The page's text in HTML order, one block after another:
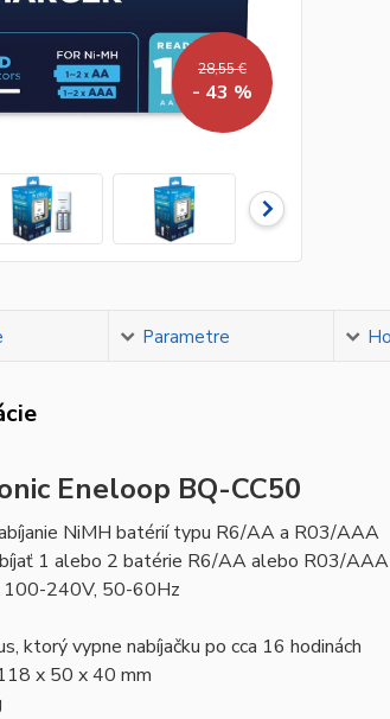
28,55 €
- 43 %
Parametre
Eneloop BQ-CC50
NiMH batérií typu R6/AA a R03/AAA
1 alebo 2 batérie R6/AA alebo R03/AAA
100-240V, 50-60Hz
ktorý vypne nabíjačku po cca 16 hodinách
x 50 x 40 mm